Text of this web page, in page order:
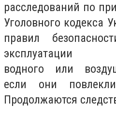
расследований по
Уголовного кодекса
правил
эксплуатации
водного или
если они
Продолжаются